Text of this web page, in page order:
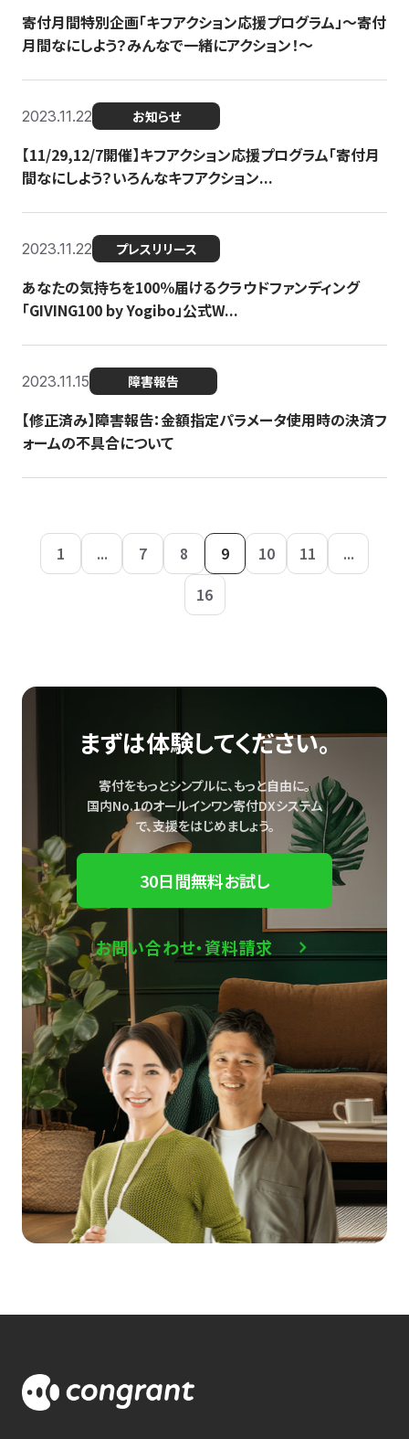
寄付月間特別企画「キフアクション応援プログラム」〜寄付
月間なにしよう？みんなで一緒にアクション！〜
2023.11.22 お知らせ
【11/29,12/7開催】キフアクション応援プログラム「寄付月
間なにしよう？いろんなキフアクション...
2023.11.22 プレスリリース
あなたの気持ちを100％届けるクラウドファンディング
「GIVING100 by Yogibo」公式W...
2023.11.15 障害報告
【修正済み】障害報告：金額指定パラメータ使用時の決済フ
ォームの不具合について
1 ... 7 8 9 10 11
...
16
まずは体験してください。
寄付をもっとシンプルに、もっと自由に。
国内No.1のオールインワン寄付DXシステム
で、支援をはじめましょう。
30日間無料お試し
お問い合わせ・資料請求